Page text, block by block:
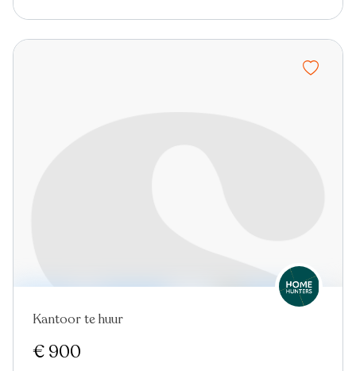
Kantoor te huur
€ 900